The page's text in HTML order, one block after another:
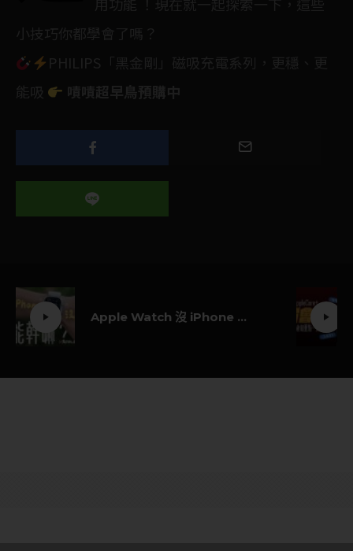
Apple Watch 沒 iPhone 能用嗎？